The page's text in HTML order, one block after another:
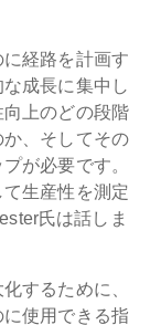
に経路を計画す
成長に集中し
上のどの段階
、そしてその
が必要です。
生産性を測定
氏は話しま
するために、
使用できる指